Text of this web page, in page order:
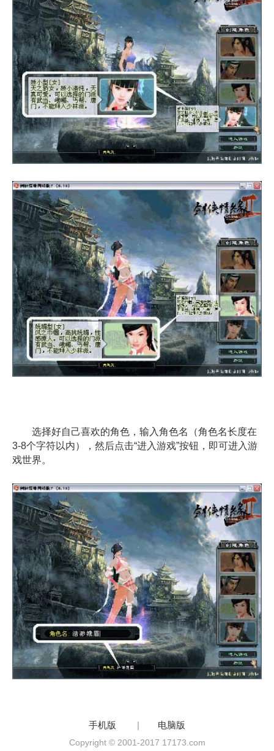
选择好自己喜欢的角色，输入角色名（角色名长度在
3-8个字符以内），然后点击“进入游戏”按钮，即可进入游
戏世界。
手机版 | 电脑版
Copyright © 2001-2017 17173.com